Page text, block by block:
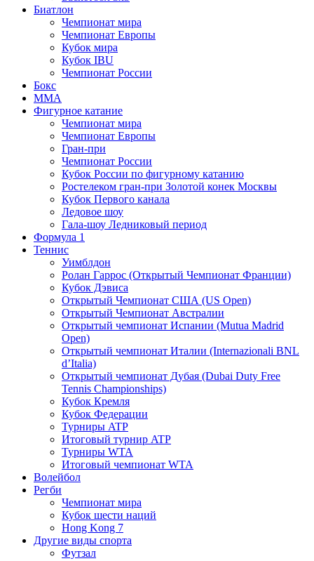
Биатлон
Чемпионат мира
Чемпионат Европы
Кубок мира
Кубок IBU
Чемпионат России
Бокс
MMA
Фигурное катание
Чемпионат мира
Чемпионат Европы
Гран-при
Чемпионат России
Кубок России по фигурному катанию
Ростелеком гран-при Золотой конек Москвы
Кубок Первого канала
Ледовое шоу
Гала-шоу Ледниковый период
Формула 1
Теннис
Уимблдон
Ролан Гаррос (Открытый Чемпионат Франции)
Кубок Дэвиса
Открытый Чемпионат США (US Open)
Открытый Чемпионат Австралии
Открытый чемпионат Испании (Mutua Madrid
Open)
Открытый чемпионат Италии (Internazionali BNL
d’Italia)
Открытый чемпионат Дубая (Dubai Duty Free
Tennis Championships)
Кубок Кремля
Кубок Федерации
Турниры ATP
Итоговый турнир ATP
Турниры WTA
Итоговый чемпионат WTA
Волейбол
Регби
Чемпионат мира
Кубок шести наций
Hong Kong 7
Другие виды спорта
Футзал